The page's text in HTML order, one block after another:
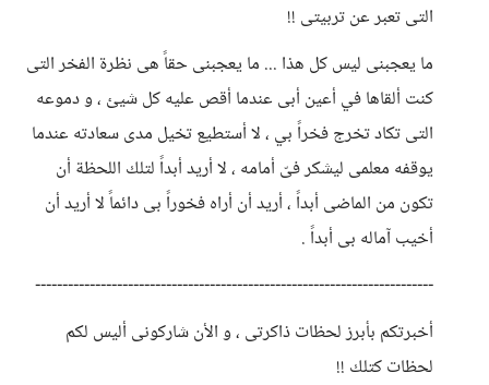
التى تعبر عن تربيتى !!
ما يعجبنى ليس كل هذا ... ما يعجبنى حقاً هى نظرة الفخر التى
كنت ألقاها في أعين أبى عندما أقص عليه كل شيئ ، و دموعه
التى تكاد تخرج فخراً بي ، لا أستطيع تخيل مدى سعادته عندما
يوقفه معلمى ليشكر فىّ أمامه ، لا أريد أبداً لتلك اللحظة أن
تكون من الماضى أبداً ، أريد أن أراه فخوراً بى دائماً لا أريد أن
أخيب آماله بى أبداً .
-------------------------------------------------------------------------
أخبرتكم بأبرز لحظات ذاكرتى ، و الأن شاركونى أليس لكم
لحظات كتلك !!